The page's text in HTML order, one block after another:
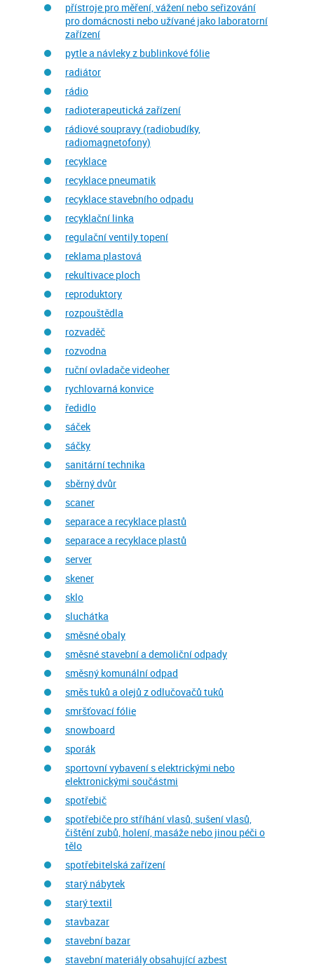
přístroje pro měření, vážení nebo seřizování
pro domácnosti nebo užívané jako laboratorní
zařízení
pytle a návleky z bublinkové fólie
radiátor
rádio
radioterapeutická zařízení
rádiové soupravy (radiobudíky,
radiomagnetofony)
recyklace
recyklace pneumatik
recyklace stavebního odpadu
recyklační linka
regulační ventily topení
reklama plastová
rekultivace ploch
reproduktory
rozpouštědla
rozvaděč
rozvodna
ruční ovladače videoher
rychlovarná konvice
ředidlo
sáček
sáčky
sanitární technika
sběrný dvůr
scaner
separace a recyklace plastů
separace a recyklace plastů
server
skener
sklo
sluchátka
směsné obaly
směsné stavební a demoliční odpady
směsný komunální odpad
směs tuků a olejů z odlučovačů tuků
smršťovací fólie
snowboard
sporák
sportovní vybavení s elektrickými nebo
elektronickými součástmi
spotřebič
spotřebiče pro stříhání vlasů, sušení vlasů,
čištění zubů, holení, masáže nebo jinou péči o
tělo
spotřebitelská zařízení
starý nábytek
starý textil
stavbazar
stavební bazar
stavební materiály obsahující azbest